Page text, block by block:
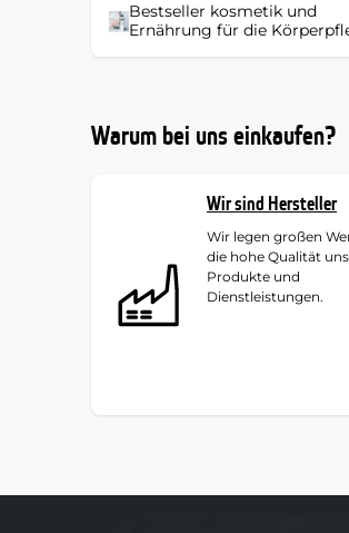
Bestseller kosmetik und
Ernährung für die
Warum bei uns einkaufen?
Wir sind Hersteller
Wir legen großen
die hohe Qualität
Produkte und
Dienstleistungen.